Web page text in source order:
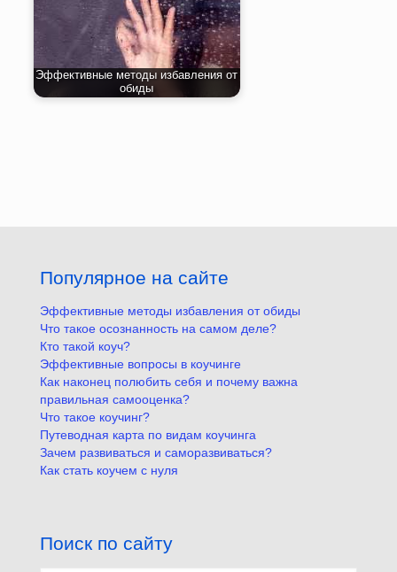
Эффективные методы избавления от
обиды
Популярное на сайте
Эффективные методы избавления от обиды
Что такое осознанность на самом деле?
Кто такой коуч?
Эффективные вопросы в коучинге
Как наконец полюбить себя и почему важна
правильная самооценка?
Что такое коучинг?
Путеводная карта по видам коучинга
Зачем развиваться и саморазвиваться?
Как стать коучем с нуля
Поиск по сайту